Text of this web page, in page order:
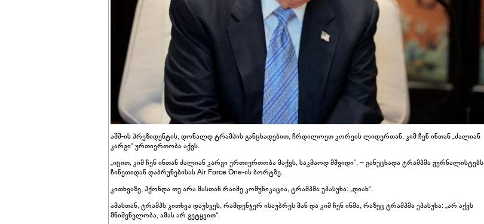
აშშ-ის პრეზიდენტის, დონალდ ტრამპის განცხადებით, ჩრდილოეთ კორეის ლიდერთან, კიმ ჩენ ინთან „ძალიან
კარგი“ ურთიერთობა აქვს.
„იცით, კიმ ჩენ ინთან ძალიან კარგი ურთიერთობა მაქვს, საკმაოდ მშვიდი“, – განუცხადა ტრამპმა ჟურნალისტებს
ჩინეთიდან დაბრუნებისას Air Force One-ის ბორტზე.
კითხვაზე, ჰქონდა თუ არა მასთან რაიმე კომუნიკაცია, ტრამპმა უპასუხა: „დიახ“.
ამასთან, ტრამპს კითხვა დაუსვეს, რამდენჯერ ისაუბრეს მან და კიმ ჩენ ინმა, რაზეც ტრამპმა უპასუხა: „არ აქვს
მნიშვნელობა, ამას არ გეტყვით“.